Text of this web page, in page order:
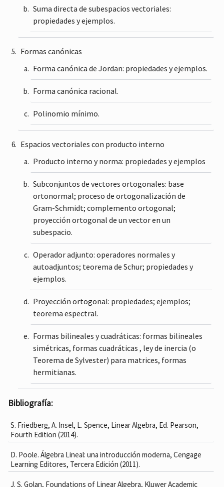
Suma directa de subespacios vectoriales:
propiedades y ejemplos.
Formas canónicas
Forma canónica de Jordan: propiedades y ejemplos.
Forma canónica racional.
Polinomio mínimo.
Espacios vectoriales con producto interno
Producto interno y norma: propiedades y ejemplos
Subconjuntos de vectores ortogonales: base
ortonormal; proceso de ortogonalización de
Gram-Schmidt; complemento ortogonal;
proyección ortogonal de un vector en un
subespacio.
Operador adjunto: operadores normales y
autoadjuntos; teorema de Schur; propiedades y
ejemplos.
Proyección ortogonal: propiedades; ejemplos;
teorema espectral.
Formas bilineales y cuadráticas: formas bilineales
simétricas, formas cuadráticas , ley de inercia (o
Teorema de Sylvester) para matrices, formas
hermitianas.
Bibliografía:
S. Friedberg, A. Insel, L. Spence, Linear Algebra, Ed. Pearson,
Fourth Edition (2014).
D. Poole. Álgebra Lineal: una introducción moderna, Cengage
Learning Editores, Tercera Edición (2011).
J. S. Golan, Foundations of Linear Algebra, Kluwer Academic